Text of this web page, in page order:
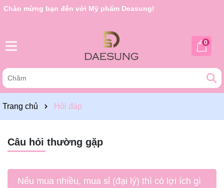
Chào mừng bạn đến với Mỹ phẩm Deasung!
0
Trang chủ Hỏi đáp
Câu hỏi thường gặp
Nếu mua nhiều, mua sỉ (đại lý) thì có lợi ích gì